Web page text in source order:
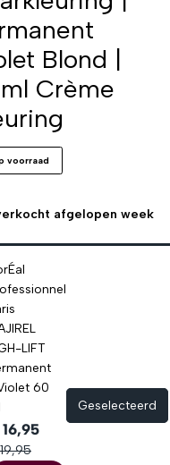
Blond |
Crème
voorraad
afgelopen week
LIFT
60
Geselecteerd